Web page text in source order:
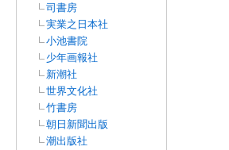
司書房
実業之日本社
小池書院
少年画報社
新潮社
世界文化社
竹書房
朝日新聞出版
潮出版社